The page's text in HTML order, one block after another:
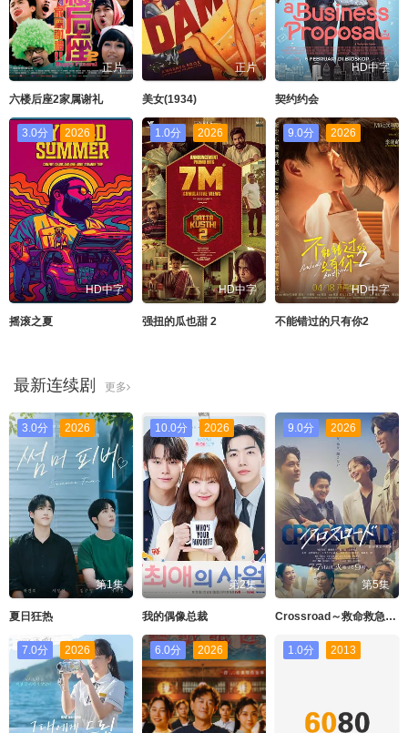
正片
六楼后座2家属谢礼
正片
美女(1934)
HD中字
契约约会
3.0分 2026
HD中字
摇滚之夏
1.0分 2026
HD中字
强扭的瓜也甜 2
9.0分 2026
HD中字
不能错过的只有你2
最新连续剧 更多
3.0分 2026
第1集
夏日狂热
10.0分 2026
第2集
我的偶像总裁
9.0分 2026
第5集
Crossroad～救命救急的约定
7.0分 2026 6.0分 2026 1.0分 2013